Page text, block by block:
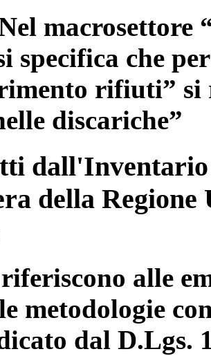
macrosettore
specifica che
rifiuti”
discariche”
dall'Inventario
della
alle
metodologie
dal D.Lgs.